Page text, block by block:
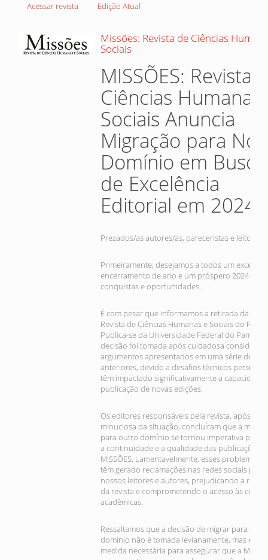
Acessar revista Edição Atual
Missões: Revista de Ciências
Sociais
MISSÕES: Revista
Ciências Humanas
Sociais Anuncia
Migração para
Domínio em Busca
de Excelência
Editorial em 2024
Prezados/as autores/as, pareceristas e leitores,
Primeiramente, desejamos a todos um
encerramento de ano e um próspero 2024
conquistas e oportunidades.
É com pesar que informamos a retirada da
Revista de Ciências Humanas e Sociais do Portal
Publica-se da Universidade Federal do Pampa.
decisão foi tomada após cuidadosa
argumentos apresentados em uma série de
anteriores, devido a desafios técnicos
têm impactado significativamente a capacidade
publicação de novas edições.
Os editores responsáveis pela revista, após
minuciosa da situação, concluíram que a
para outro domínio se tornou imperativa para
a continuidade e a qualidade das publicações
MISSÕES. Lamentavelmente, esses problemas
têm gerado reclamações nas redes sociais por
nossos leitores e autores, prejudicando a
da revista e comprometendo o acesso às
acadêmicas.
Ressaltamos que a decisão de migrar para
domínio não é tomada levianamente, mas é
medida necessária para assegurar que a